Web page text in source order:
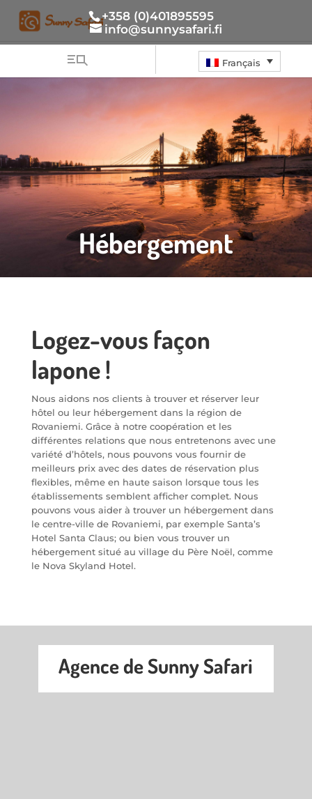
+358 (0)401895595
info@sunnysafari.fi
Français
Hébergement
Logez-vous façon
lapone !
Nous aidons nos clients à trouver et réserver leur
hôtel ou leur hébergement dans la région de
Rovaniemi. Grâce à notre coopération et les
différentes relations que nous entretenons avec une
variété d’hôtels, nous pouvons vous fournir de
meilleurs prix avec des dates de réservation plus
flexibles, même en haute saison lorsque tous les
établissements semblent afficher complet. Nous
pouvons vous aider à trouver un hébergement dans
le centre-ville de Rovaniemi, par exemple Santa’s
Hotel Santa Claus; ou bien vous trouver un
hébergement situé au village du Père Noël, comme
le Nova Skyland Hotel.
Agence de Sunny Safari